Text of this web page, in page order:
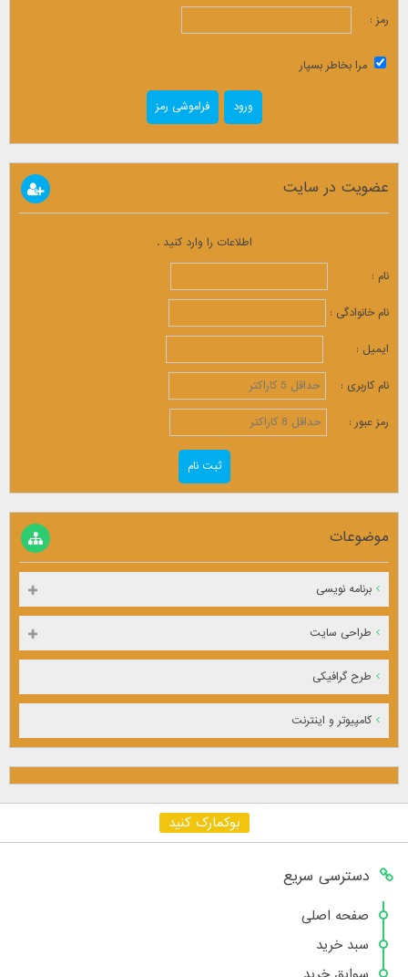
رمز :
مرا بخاطر بسپار
فراموشی رمز
عضویت در سایت
اطلاعات را وارد کنید .
نام :
نام خانوادگی :
ایمیل :
نام کاربری :
رمز عبور :
موضوعات
برنامه نویسی
طراحی سایت
طرح گرافیکی
کامپیوتر و اینترنت
بوکمارک کنید
دسترسی سریع
صفحه اصلی
سبد خرید